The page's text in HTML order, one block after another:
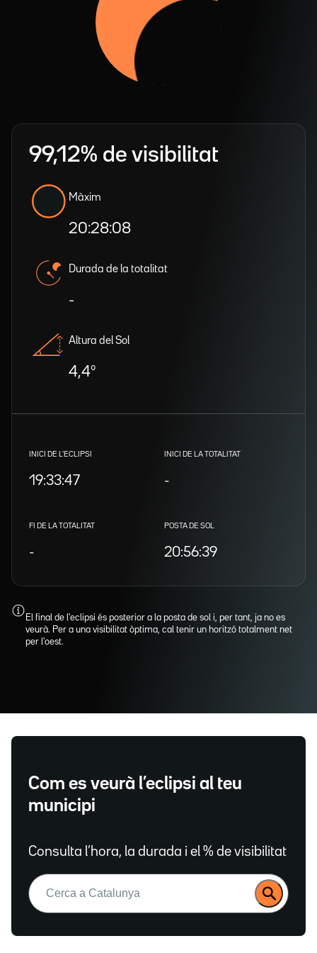
99,12% de visibilitat
Màxim
20:28:08
Durada de la totalitat
-
Altura del Sol
4,4º
INICI DE L'ECLIPSI
19:33:47
INICI DE LA TOTALITAT
-
FI DE LA TOTALITAT
-
POSTA DE SOL
20:56:39
El final de l'eclipsi és posterior a la posta de sol i, per tant, ja no es
veurà. Per a una visibilitat òptima, cal tenir un horitzó totalment net
per l'oest.
Com es veurà l’eclipsi al teu
municipi
Consulta l’hora, la durada i el % de visibilitat
Buscar: